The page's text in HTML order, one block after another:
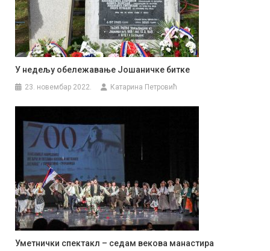
У недељу обележавање Јошаничке битке
23. новембар 2022. Катарина Петровић
Уметнички спектакл – седам векова манастира